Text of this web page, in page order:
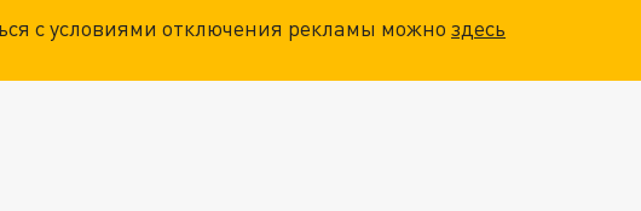
с условиями отключения рекламы можноздесь